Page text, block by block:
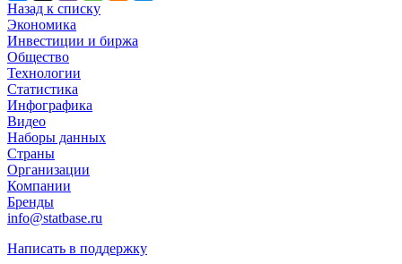
Назад к списку
Экономика
Инвестиции и биржа
Общество
Технологии
Cтатистика
Инфографика
Видео
Наборы данных
Страны
Организации
Компании
Бренды
info@statbase.ru
Написать в поддержку